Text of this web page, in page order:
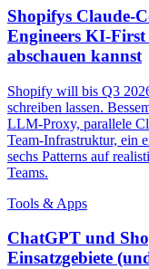
Shopifys Claude-
Engineers KI-
abschauen kannst
Shopify will bis Q3
schreiben lassen.
LLM-Proxy, parallele
Team-Infrastruktur, ein
sechs Patterns auf
Teams.
Tools & Apps
ChatGPT und
Einsatzgebiete